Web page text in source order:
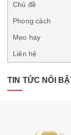
Chủ đề
Phong cách
Mẹo hay
Liên hệ
TIN TỨC NỔI